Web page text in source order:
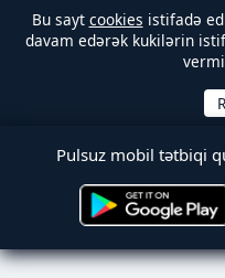
Bu sayt cookies istifadə
davam edərək kukilərin
Pulsuz mobil tətbiqi